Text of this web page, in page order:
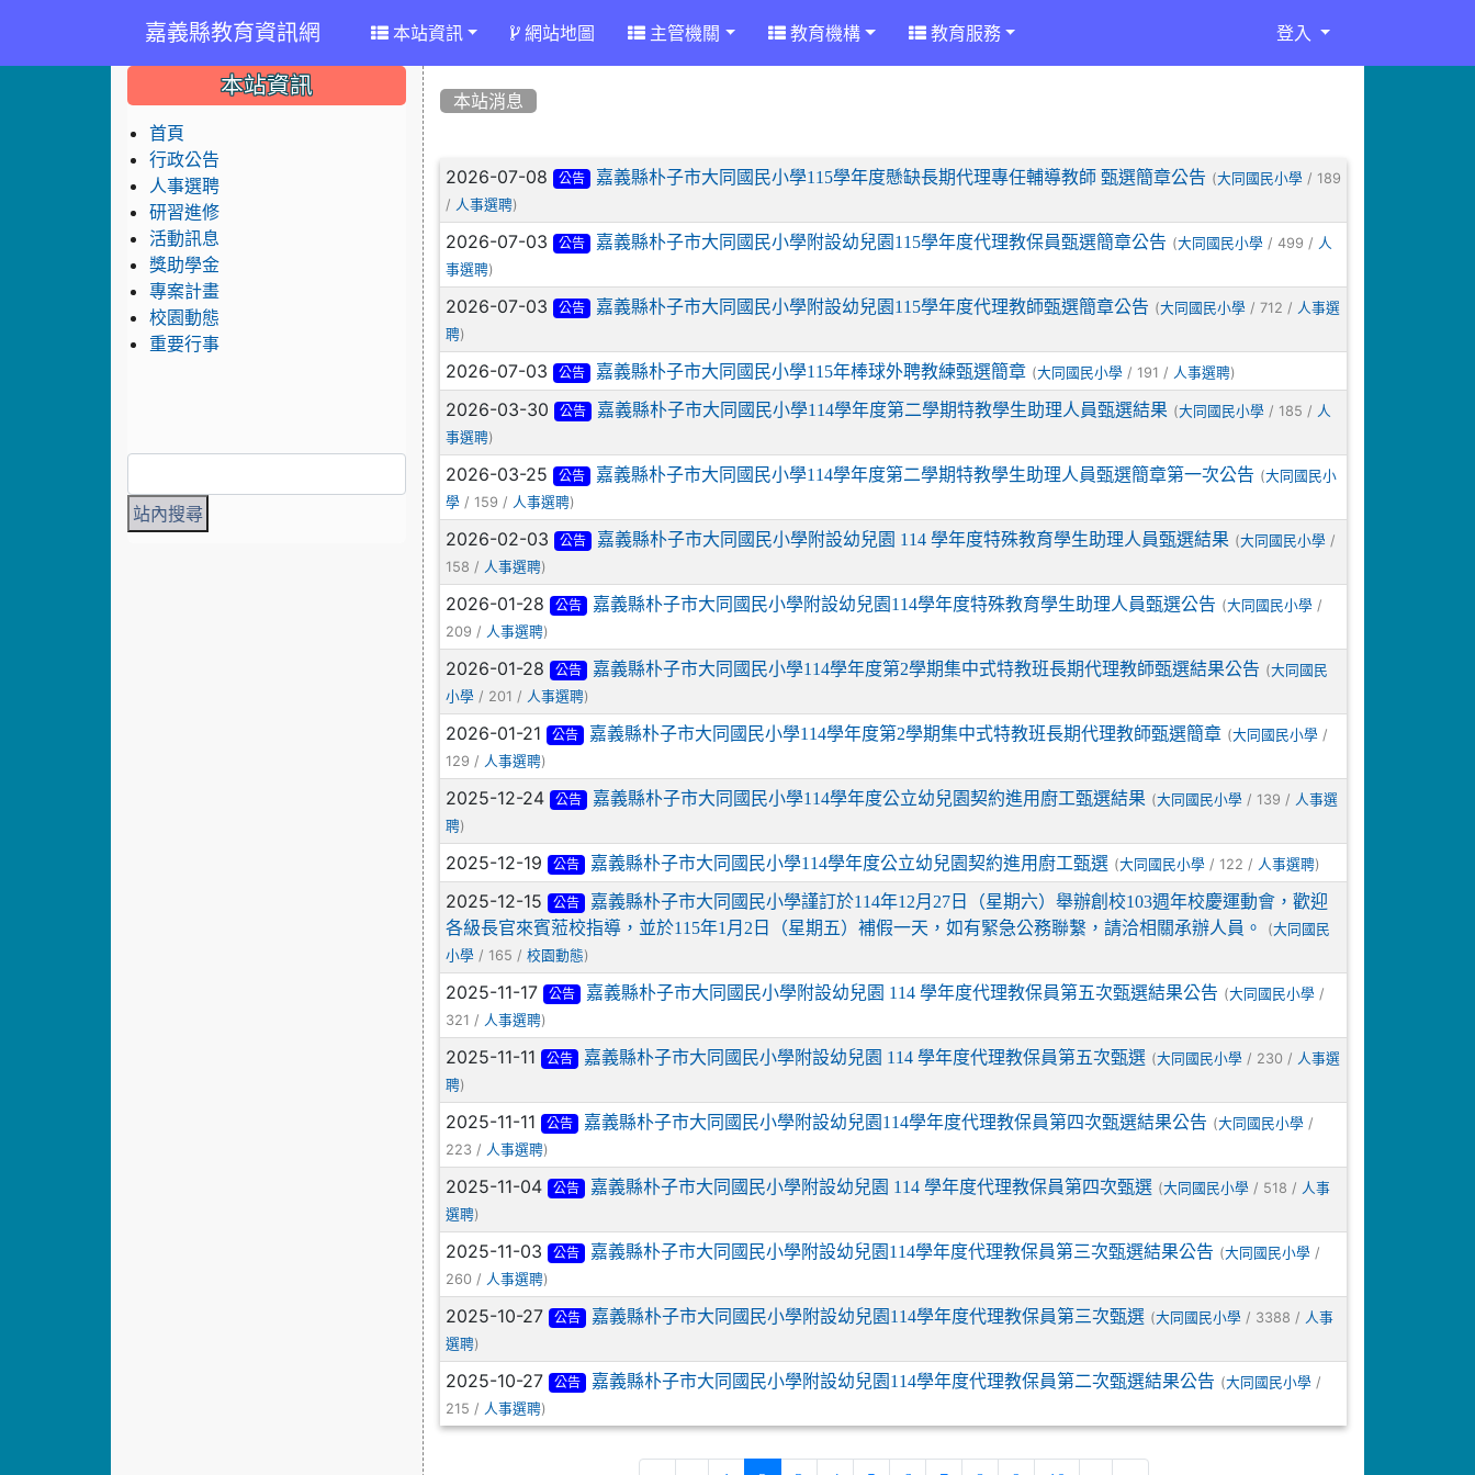
嘉義縣教育資訊網 本站資訊 網站地圖 主管機關 教育機構 教育服務 登入
本站消息
文章列表
2026-07-08 公告 嘉義縣朴子市大同國民小學115學年度懸缺長期代理專任輔導教師 甄選簡章公告 (大同國民小學 / 189
/ 人事選聘)
2026-07-03 公告 嘉義縣朴子市大同國民小學附設幼兒園115學年度代理教保員甄選簡章公告 (大同國民小學 / 499 / 人
事選聘)
2026-07-03 公告 嘉義縣朴子市大同國民小學附設幼兒園115學年度代理教師甄選簡章公告 (大同國民小學 / 712 / 人事選
聘)
2026-07-03 公告 嘉義縣朴子市大同國民小學115年棒球外聘教練甄選簡章 (大同國民小學 / 191 / 人事選聘)
2026-03-30 公告 嘉義縣朴子市大同國民小學114學年度第二學期特教學生助理人員甄選結果 (大同國民小學 / 185 / 人
事選聘)
2026-03-25 公告 嘉義縣朴子市大同國民小學114學年度第二學期特教學生助理人員甄選簡章第一次公告 (大同國民小
學 / 159 / 人事選聘)
2026-02-03 公告 嘉義縣朴子市大同國民小學附設幼兒園 114 學年度特殊教育學生助理人員甄選結果 (大同國民小學 /
158 / 人事選聘)
2026-01-28 公告 嘉義縣朴子市大同國民小學附設幼兒園114學年度特殊教育學生助理人員甄選公告 (大同國民小學 /
209 / 人事選聘)
2026-01-28 公告 嘉義縣朴子市大同國民小學114學年度第2學期集中式特教班長期代理教師甄選結果公告 (大同國民
小學 / 201 / 人事選聘)
2026-01-21 公告 嘉義縣朴子市大同國民小學114學年度第2學期集中式特教班長期代理教師甄選簡章 (大同國民小學 /
129 / 人事選聘)
2025-12-24 公告 嘉義縣朴子市大同國民小學114學年度公立幼兒園契約進用廚工甄選結果 (大同國民小學 / 139 / 人事選
聘)
2025-12-19 公告 嘉義縣朴子市大同國民小學114學年度公立幼兒園契約進用廚工甄選 (大同國民小學 / 122 / 人事選聘)
2025-12-15 公告
嘉義縣朴子市大同國民小學謹訂於114年12月27日（星期六）舉辦創校103週年校慶運動會，歡迎
各級長官來賓蒞校指導，並於115年1月2日（星期五）補假一天，如有緊急公務聯繫，請洽相關承辦人員。
(大同國民
小學 / 165 /校園動態)
2025-11-17 公告 嘉義縣朴子市大同國民小學附設幼兒園 114 學年度代理教保員第五次甄選結果公告 (大同國民小學 /
321 / 人事選聘)
2025-11-11 公告 嘉義縣朴子市大同國民小學附設幼兒園 114 學年度代理教保員第五次甄選 (大同國民小學 / 230 / 人事選
聘)
2025-11-11 公告 嘉義縣朴子市大同國民小學附設幼兒園114學年度代理教保員第四次甄選結果公告 (大同國民小學 /
223 / 人事選聘)
2025-11-04 公告 嘉義縣朴子市大同國民小學附設幼兒園 114 學年度代理教保員第四次甄選 (大同國民小學 / 518 / 人事
選聘)
2025-11-03 公告 嘉義縣朴子市大同國民小學附設幼兒園114學年度代理教保員第三次甄選結果公告 (大同國民小學 /
260 / 人事選聘)
2025-10-27 公告 嘉義縣朴子市大同國民小學附設幼兒園114學年度代理教保員第三次甄選 (大同國民小學 / 3388 / 人事
選聘)
2025-10-27 公告 嘉義縣朴子市大同國民小學附設幼兒園114學年度代理教保員第二次甄選結果公告 (大同國民小學 /
215 / 人事選聘)
::: 本站資訊
首頁
行政公告
人事選聘
研習進修
活動訊息
獎助學金
專案計畫
校園動態
重要行事